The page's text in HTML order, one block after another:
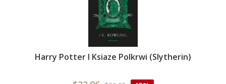
Harry Potter I Ksiaze Polkrwi (Slytherin)